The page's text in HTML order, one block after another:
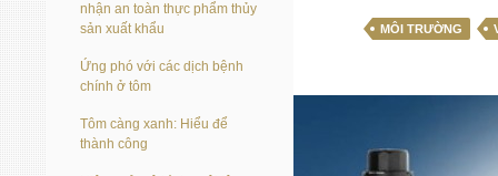
MÔI TRƯỜNG
nhận an toàn thực phẩm thủy
sản xuất khẩu
Ứng phó với các dịch bệnh
chính ở tôm
Tôm càng xanh: Hiểu để
thành công